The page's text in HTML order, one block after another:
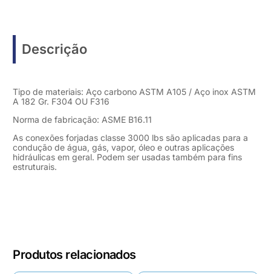
Descrição
Tipo de materiais: Aço carbono ASTM A105 / Aço inox ASTM
A 182 Gr. F304 OU F316
Norma de fabricação: ASME B16.11
As conexões forjadas classe 3000 lbs são aplicadas para a
condução de água, gás, vapor, óleo e outras aplicações
hidráulicas em geral. Podem ser usadas também para fins
estruturais.
Produtos relacionados